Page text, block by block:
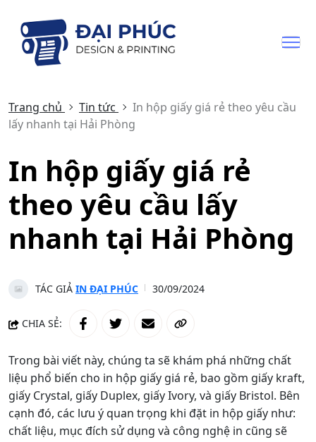
Trang chủ Tin tức
In hộp giấy giá rẻ theo yêu cầu
lấy nhanh tại Hải Phòng
In hộp giấy giá rẻ
theo yêu cầu lấy
nhanh tại Hải Phòng
TÁC GIẢ IN ĐẠI PHÚC 30/09/2024
CHIA SẺ:
Trong bài viết này, chúng ta sẽ khám phá những chất
liệu phổ biến cho in hộp giấy giá rẻ, bao gồm giấy kraft,
giấy Crystal, giấy Duplex, giấy Ivory, và giấy Bristol. Bên
cạnh đó, các lưu ý quan trọng khi đặt in hộp giấy như:
chất liệu, mục đích sử dụng và công nghệ in cũng sẽ